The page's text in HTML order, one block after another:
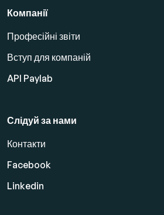
Компанії
Професійні звіти
Вступ для компаній
API Paylab
Слідуй за нами
Контакти
Facebook
Linkedin